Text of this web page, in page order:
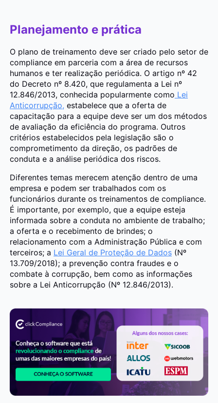
Planejamento e prática
O plano de treinamento deve ser criado pelo setor de
compliance em parceria com a área de recursos
humanos e ter realização periódica. O artigo nº 42
do Decreto nº 8.420, que regulamenta a Lei nº
12.846/2013, conhecida popularmente como Lei
Anticorrupção, estabelece que a oferta de
capacitação para a equipe deve ser um dos métodos
de avaliação da eficiência do programa. Outros
critérios estabelecidos pela legislação são o
comprometimento da direção, os padrões de
conduta e a análise periódica dos riscos.
Diferentes temas merecem atenção dentro de uma
empresa e podem ser trabalhados com os
funcionários durante os treinamentos de compliance.
É importante, por exemplo, que a equipe esteja
informada sobre a conduta no ambiente de trabalho;
a oferta e o recebimento de brindes; o
relacionamento com a Administração Pública e com
terceiros; a Lei Geral de Proteção de Dados (Nº
13.709/2018); a prevenção contra fraudes e o
combate à corrupção, bem como as informações
sobre a Lei Anticorrupção (Nº 12.846/2013).